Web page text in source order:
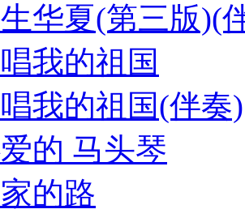
华夏(第三版)(
我的祖国
我的祖国(伴奏)
的 马头琴
的路